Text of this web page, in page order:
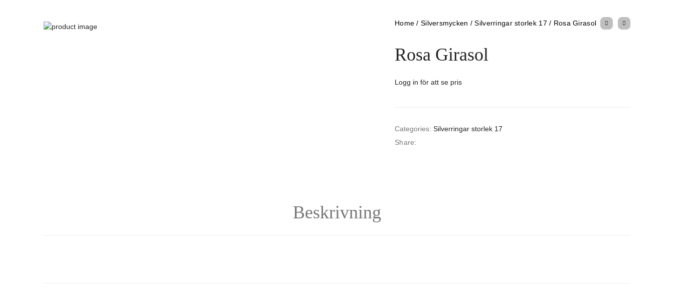
Home / Silversmycken / Silverringar storlek 17 / Rosa Girasol
Rosa Girasol
Logg in för att se pris
Categories: Silverringar storlek 17
Share:
Beskrivning